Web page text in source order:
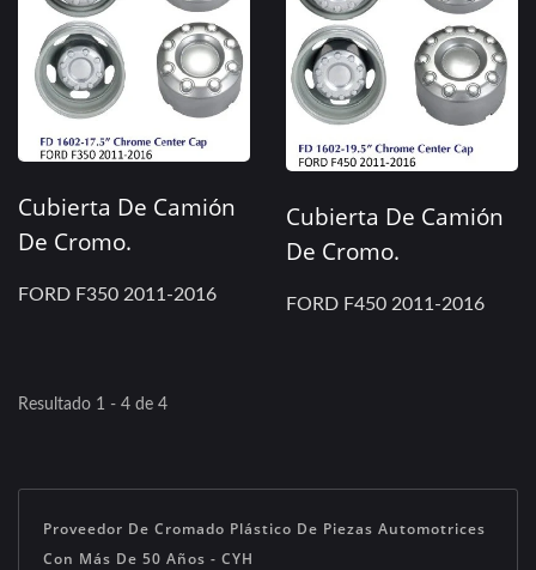
Cubierta De Camión
De Cromo.
FORD F350 2011-2016
Cubierta De Camión
De Cromo.
FORD F450 2011-2016
Resultado 1 - 4 de 4
Proveedor De Cromado Plástico De Piezas Automotrices
Con Más De 50 Años - CYH